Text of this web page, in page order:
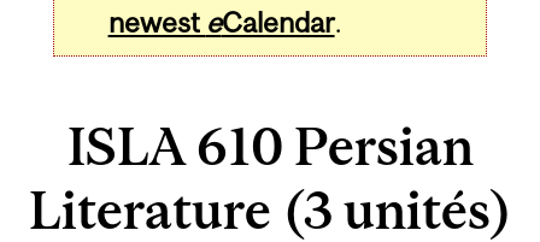
newest eCalendar.
ISLA 610 Persian
Literature (3 unités)